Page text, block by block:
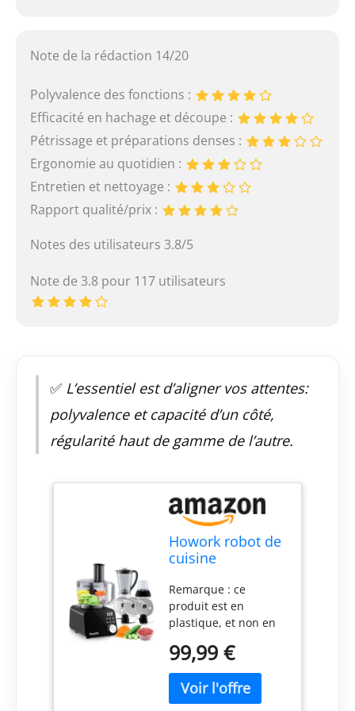
Note de la rédaction 14/20
Polyvalence des fonctions :
Efficacité en hachage et découpe :
Pétrissage et préparations denses :
Ergonomie au quotidien :
Entretien et nettoyage :
Rapport qualité/prix :
Notes des utilisateurs 3.8/5
Note de 3.8 pour 117 utilisateurs
✅ L’essentiel est d’aligner vos attentes:
polyvalence et capacité d’un côté,
régularité haut de gamme de l’autre.
Howork robot de
cuisine
Capacité Robot
Multifonction
Cuisine, Pour
Déchiqueter,
Trancher,Hacher,
Moudre, Faire
des Smoothies,
Remarque : ce
produit est en
plastique, et non en
Robots Ménagers :
équipé d'un puissant
moteur de 1500 W, il
dispose également de
99,99 €